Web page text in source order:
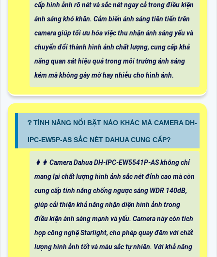
cấp hình ảnh rõ nét và sắc nét ngay cả trong điều kiện
ánh sáng khó khăn. Cảm biến ánh sáng tiên tiến trên
camera giúp tối ưu hóa việc thu nhận ánh sáng yếu và
chuyển đổi thành hình ảnh chất lượng, cung cấp khả
năng quan sát hiệu quả trong môi trường ánh sáng
kém mà không gây mờ hay nhiễu cho hình ảnh.
❔ TÍNH NĂNG NỔI BẬT NÀO KHÁC MÀ CAMERA DH-
IPC-EW5P-AS SẮC NÉT DAHUA CUNG CẤP?
️👩‍👩 Camera Dahua DH-IPC-EW5541P-AS không chỉ
mang lại chất lượng hình ảnh sắc nét đỉnh cao mà còn
cung cấp tính năng chống ngược sáng WDR 140dB,
giúp cải thiện khả năng nhận diện hình ảnh trong
điều kiện ánh sáng mạnh và yếu. Camera này còn tích
hợp công nghệ Starlight, cho phép quay đêm với chất
lượng hình ảnh tốt và màu sắc tự nhiên. Với khả năng